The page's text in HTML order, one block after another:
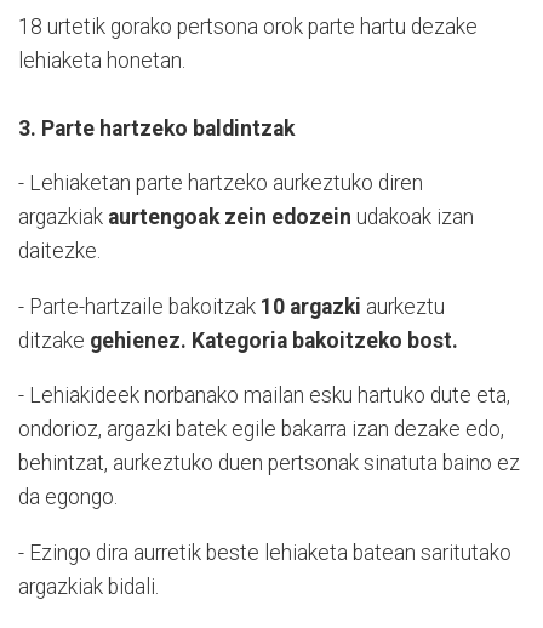
18 urtetik gorako pertsona orok parte hartu dezake
lehiaketa honetan.
3. Parte hartzeko baldintzak
- Lehiaketan parte hartzeko aurkeztuko diren
argazkiak aurtengoak zein edozein udakoak izan
daitezke.
- Parte-hartzaile bakoitzak 10 argazki aurkeztu
ditzake gehienez. Kategoria bakoitzeko bost.
- Lehiakideek norbanako mailan esku hartuko dute eta,
ondorioz, argazki batek egile bakarra izan dezake edo,
behintzat, aurkeztuko duen pertsonak sinatuta baino ez
da egongo.
- Ezingo dira aurretik beste lehiaketa batean saritutako
argazkiak bidali.